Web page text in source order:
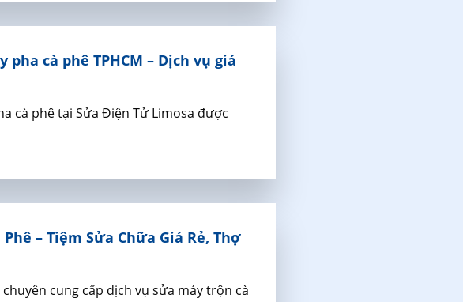
pha cà phê TPHCM – Dịch vụ giá
cà phê tại Sửa Điện Tử Limosa được
– Tiệm Sửa Chữa Giá Rẻ, Thợ
cung cấp dịch vụ sửa máy trộn cà